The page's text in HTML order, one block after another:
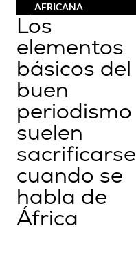
AFRICANA
Los
elementos
básicos del
buen
periodismo
suelen
sacrificarse
cuando se
habla de
África